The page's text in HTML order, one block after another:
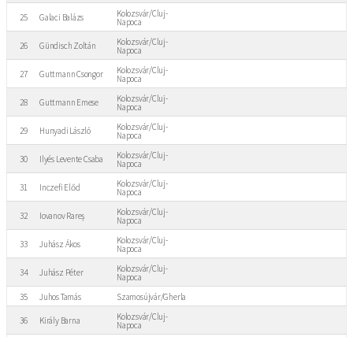
25 Galaci Balázs Kolozsvár/Cluj-
Napoca
26 Gündisch Zoltán Kolozsvár/Cluj-
Napoca
27 Guttmann Csongor Kolozsvár/Cluj-
Napoca
28 Guttmann Emese Kolozsvár/Cluj-
Napoca
29 Hunyadi László Kolozsvár/Cluj-
Napoca
30 Ilyés Levente Csaba Kolozsvár/Cluj-
Napoca
31 Inczefi Előd Kolozsvár/Cluj-
Napoca
32 Iovanov Rareș Kolozsvár/Cluj-
Napoca
33 Juhász Ákos Kolozsvár/Cluj-
Napoca
34 Juhász Péter Kolozsvár/Cluj-
Napoca
35
Juhos Tamás Szamosújvár/Gherla
36 Király Barna Kolozsvár/Cluj-
Napoca